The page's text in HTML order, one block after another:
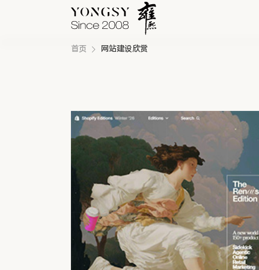
新能源案例
我们的业务
首页 网站建设欣赏